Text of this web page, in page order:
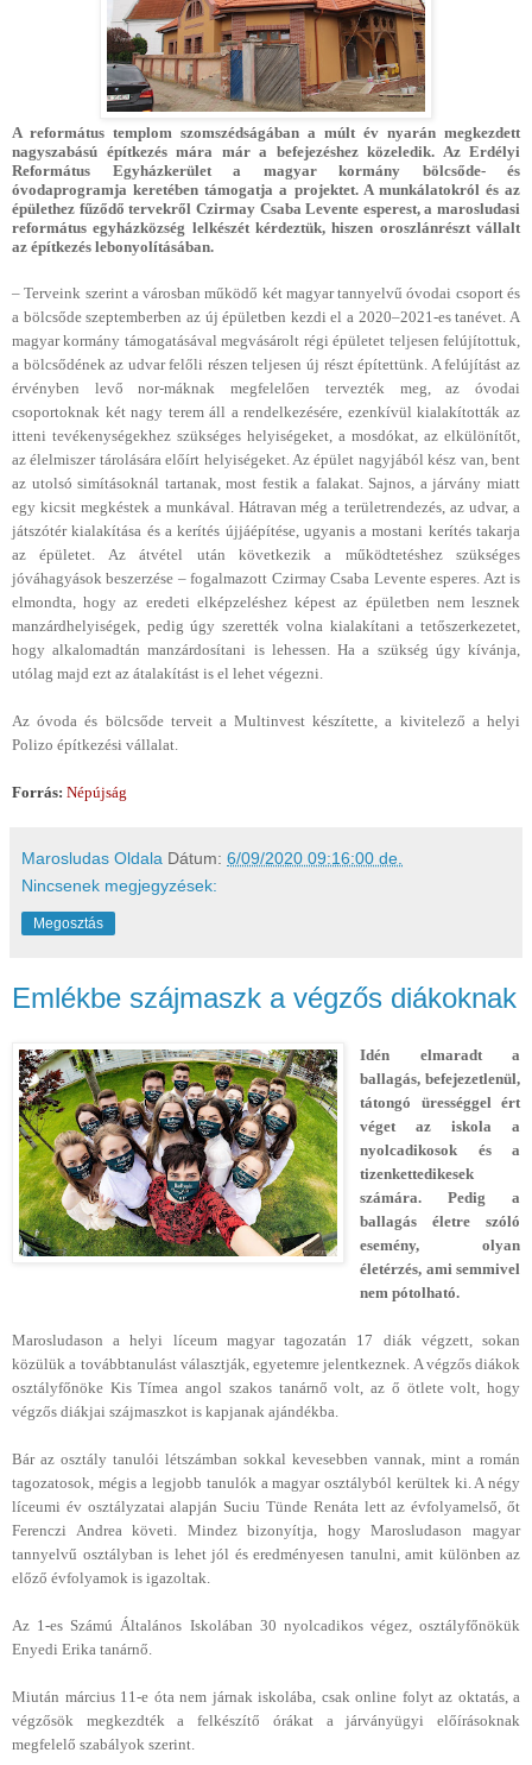
A református templom szomszédságában a múlt év nyarán megkezdett
nagyszabású építkezés mára már a befejezéshez közeledik. Az Erdélyi
Református Egyházkerület a magyar kormány bölcsőde- és
óvodaprogramja keretében támogatja a projektet. A munkálatokról és az
épülethez fűződő tervekről Czirmay Csaba Levente esperest, a marosludasi
református egyházközség lelkészét kérdeztük, hiszen oroszlánrészt vállalt
az építkezés lebonyolításában.
– Terveink szerint a városban működő két magyar tannyelvű óvodai csoport és
a bölcsőde szeptemberben az új épületben kezdi el a 2020–2021-es tanévet. A
magyar kormány támogatásával megvásárolt régi épületet teljesen felújítottuk,
a bölcsődének az udvar felőli részen teljesen új részt építettünk. A felújítást az
érvényben levő nor-máknak megfelelően tervezték meg, az óvodai
csoportoknak két nagy terem áll a rendelkezésére, ezenkívül kialakították az
itteni tevékenységekhez szükséges helyiségeket, a mosdókat, az elkülönítőt,
az élelmiszer tárolására előírt helyiségeket. Az épület nagyjából kész van, bent
az utolsó simításoknál tartanak, most festik a falakat. Sajnos, a járvány miatt
egy kicsit megkéstek a munkával. Hátravan még a területrendezés, az udvar, a
játszótér kialakítása és a kerítés újjáépítése, ugyanis a mostani kerítés takarja
az épületet. Az átvétel után következik a működtetéshez szükséges
jóváhagyások beszerzése – fogalmazott Czirmay Csaba Levente esperes. Azt is
elmondta, hogy az eredeti elképzeléshez képest az épületben nem lesznek
manzárdhelyiségek, pedig úgy szerették volna kialakítani a tetőszerkezetet,
hogy alkalomadtán manzárdosítani is lehessen. Ha a szükség úgy kívánja,
utólag majd ezt az átalakítást is el lehet végezni.
Az óvoda és bölcsőde terveit a Multinvest készítette, a kivitelező a helyi
Polizo építkezési vállalat.
Forrás: Népújság
Marosludas Oldala Dátum: 6/09/2020 09:16:00 de.
Nincsenek megjegyzések:
Megosztás
Emlékbe szájmaszk a végzős diákoknak
Idén elmaradt a
ballagás, befejezetlenül,
tátongó ürességgel ért
véget az iskola a
nyolcadikosok és a
tizenkettedikesek
számára. Pedig a
ballagás életre szóló
esemény, olyan
életérzés, ami semmivel
nem pótolható.
Marosludason a helyi líceum magyar tagozatán 17 diák végzett, sokan
közülük a továbbtanulást választják, egyetemre jelentkeznek. A végzős diákok
osztályfőnöke Kis Tímea angol szakos tanárnő volt, az ő ötlete volt, hogy
végzős diákjai szájmaszkot is kapjanak ajándékba.
Bár az osztály tanulói létszámban sokkal kevesebben vannak, mint a román
tagozatosok, mégis a legjobb tanulók a magyar osztályból kerültek ki. A négy
líceumi év osztályzatai alapján Suciu Tünde Renáta lett az évfolyamelső, őt
Ferenczi Andrea követi. Mindez bizonyítja, hogy Marosludason magyar
tannyelvű osztályban is lehet jól és eredményesen tanulni, amit különben az
előző évfolyamok is igazoltak.
Az 1-es Számú Általános Iskolában 30 nyolcadikos végez, osztályfőnökük
Enyedi Erika tanárnő.
Miután március 11-e óta nem járnak iskolába, csak online folyt az oktatás, a
végzősök megkezdték a felkészítő órákat a járványügyi előírásoknak
megfelelő szabályok szerint.